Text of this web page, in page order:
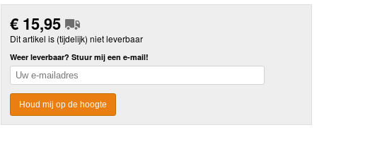
€ 15,95
Dit artikel is (tijdelijk) niet leverbaar
Weer leverbaar? Stuur mij een e-mail!
Houd mij op de hoogte